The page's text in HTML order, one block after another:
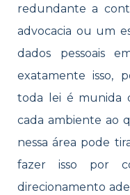
redundante a
advocacia ou um
dados pessoais
exatamente isso,
toda lei é munida
cada ambiente ao
nessa área pode
fazer isso por
direcionamento